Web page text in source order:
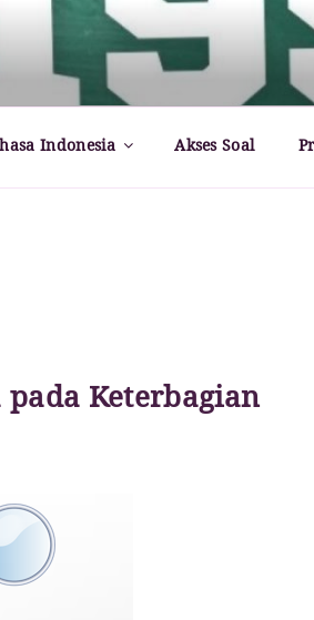
Indonesia Akses Soal
Keterbagian